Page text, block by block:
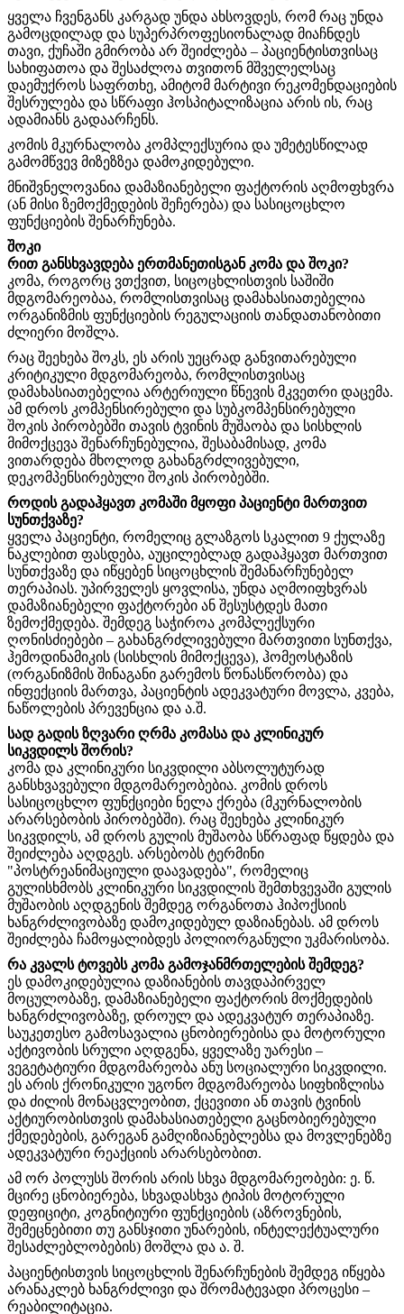
ყველა ჩვენგანს კარგად უნდა ახსოვდეს, რომ რაც უნდა
გამოცდილად და სუპერპროფესიონალად მიაჩნდეს
თავი, ქუჩაში გმირობა არ შეიძლება – პაციენტისთვისაც
სახიფათოა და შესაძლოა თვითონ მშველელსაც
დაემუქროს საფრთხე, ამიტომ მარტივი რეკომენდაციების
შესრულება და სწრაფი ჰოსპიტალიზაცია არის ის, რაც
ადამიანს გადაარჩენს.
კომის მკურნალობა კომპლექსურია და უმეტესწილად
გამომწვევ მიზეზზეა დამოკიდებული.
მნიშვნელოვანია დამაზიანებელი ფაქტორის აღმოფხვრა
(ან მისი ზემოქმედების შეჩერება) და სასიცოცხლო
ფუნქციების შენარჩუნება.
შოკი
რით განსხვავდება ერთმანეთისგან კომა და შოკი?
კომა, როგორც ვთქვით, სიცოცხლისთვის საშიში
მდგომარეობაა, რომლისთვისაც დამახასიათებელია
ორგანიზმის ფუნქციების რეგულაციის თანდათანობითი
ძლიერი მოშლა.
რაც შეეხება შოკს, ეს არის უეცრად განვითარებული
კრიტიკული მდგომარეობა, რომლისთვისაც
დამახასიათებელია არტერიული წნევის მკვეთრი დაცემა.
ამ დროს კომპენსირებული და სუბკომპენსირებული
შოკის პირობებში თავის ტვინის მუშაობა და სისხლის
მიმოქცევა შენარჩუნებულია, შესაბამისად, კომა
ვითარდება მხოლოდ გახანგრძლივებული,
დეკომპენსირებული შოკის პირობებში.
როდის გადაჰყავთ კომაში მყოფი პაციენტი მართვით
სუნთქვაზე?
ყველა პაციენტი, რომელიც გლაზგოს სკალით 9 ქულაზე
ნაკლებით ფასდება, აუცილებლად გადაჰყავთ მართვით
სუნთქვაზე და იწყებენ სიცოცხლის შემანარჩუნებელ
თერაპიას. უპირველეს ყოვლისა, უნდა აღმოიფხვრას
დამაზიანებელი ფაქტორები ან შესუსტდეს მათი
ზემოქმედება. შემდეგ საჭიროა კომპლექსური
ღონისძიებები – გახანგრძლივებული მართვითი სუნთქვა,
ჰემოდინამიკის (სისხლის მიმოქცევა), ჰომეოსტაზის
(ორგანიზმის შინაგანი გარემოს წონასწორობა) და
ინფექციის მართვა, პაციენტის ადეკვატური მოვლა, კვება,
ნაწოლების პრევენცია და ა.შ.
სად გადის ზღვარი ღრმა კომასა და კლინიკურ
სიკვდილს შორის?
კომა და კლინიკური სიკვდილი აბსოლუტურად
განსხვავებული მდგომარეობებია. კომის დროს
სასიცოცხლო ფუნქციები ნელა ქრება (მკურნალობის
არარსებობის პირობებში). რაც შეეხება კლინიკურ
სიკვდილს, ამ დროს გულის მუშაობა სწრაფად წყდება და
შეიძლება აღდგეს. არსებობს ტერმინი
"პოსტრეანიმაციული დაავადება", რომელიც
გულისხმობს კლინიკური სიკვდილის შემთხვევაში გულის
მუშაობის აღდგენის შემდეგ ორგანოთა ჰიპოქსიის
ხანგრძლივობაზე დამოკიდებულ დაზიანებას. ამ დროს
შეიძლება ჩამოყალიბდეს პოლიორგანული უკმარისობა.
რა კვალს ტოვებს კომა გამოჯანმრთელების შემდეგ?
ეს დამოკიდებულია დაზიანების თავდაპირველ
მოცულობაზე, დამაზიანებელი ფაქტორის მოქმედების
ხანგრძლივობაზე, დროულ და ადეკვატურ თერაპიაზე.
საუკეთესო გამოსავალია ცნობიერებისა და მოტორული
აქტივობის სრული აღდგენა, ყველაზე უარესი –
ვეგეტატიური მდგომარეობა ანუ სოციალური სიკვდილი.
ეს არის ქრონიკული უგონო მდგომარეობა სიფხიზლისა
და ძილის მონაცვლეობით, ქცევითი ან თავის ტვინის
აქტიურობისთვის დამახასიათებელი გაცნობიერებული
ქმედებების, გარეგან გამღიზიანებლებსა და მოვლენებზე
ადეკვატური რეაქციის არარსებობით.
ამ ორ პოლუსს შორის არის სხვა მდგომარეობები: ე. წ.
მცირე ცნობიერება, სხვადასხვა ტიპის მოტორული
დეფიციტი, კოგნიტიური ფუნქციების (აზროვნების,
შემეცნებითი თუ განსჯითი უნარების, ინტელექტუალური
შესაძლებლობების) მოშლა და ა. შ.
პაციენტისთვის სიცოცხლის შენარჩუნების შემდეგ იწყება
არანაკლებ ხანგრძლივი და შრომატევადი პროცესი –
რეაბილიტაცია.